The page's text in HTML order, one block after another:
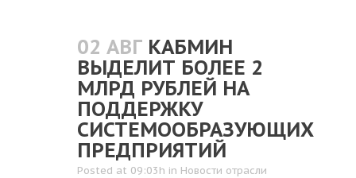
02 АВГ КАБМИН
ВЫДЕЛИТ БОЛЕЕ 2
МЛРД РУБЛЕЙ НА
ПОДДЕРЖКУ
СИСТЕМООБРАЗУЮЩИХ
ПРЕДПРИЯТИЙ
Posted at 09:03h in Новости отрасли